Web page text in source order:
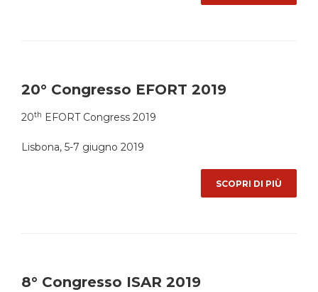
20° Congresso EFORT 2019
20th EFORT Congress 2019
Lisbona, 5-7 giugno 2019
SCOPRI DI PIÙ
8° Congresso ISAR 2019